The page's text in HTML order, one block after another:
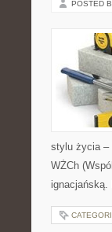
POSTED
stylu życia –
WŻCh
ignacjańską.